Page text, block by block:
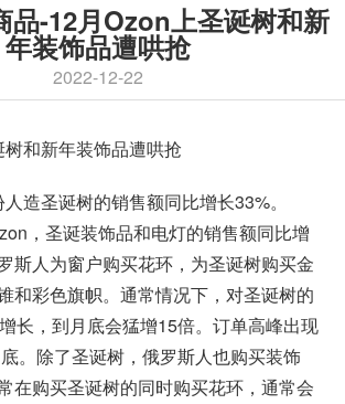
品-12月Ozon上圣诞树和新
年装饰品遭哄抢
2022-12-22
和新年装饰品遭哄抢
造圣诞树的销售额同比增长33%。
，圣诞装饰品和电灯的销售额同比增
斯人为窗户购买花环，为圣诞树购买金
和彩色旗帜。通常情况下，对圣诞树的
长，到月底会猛增15倍。订单高峰出现
。除了圣诞树，俄罗斯人也购买装饰
在购买圣诞树的同时购买花环，通常会